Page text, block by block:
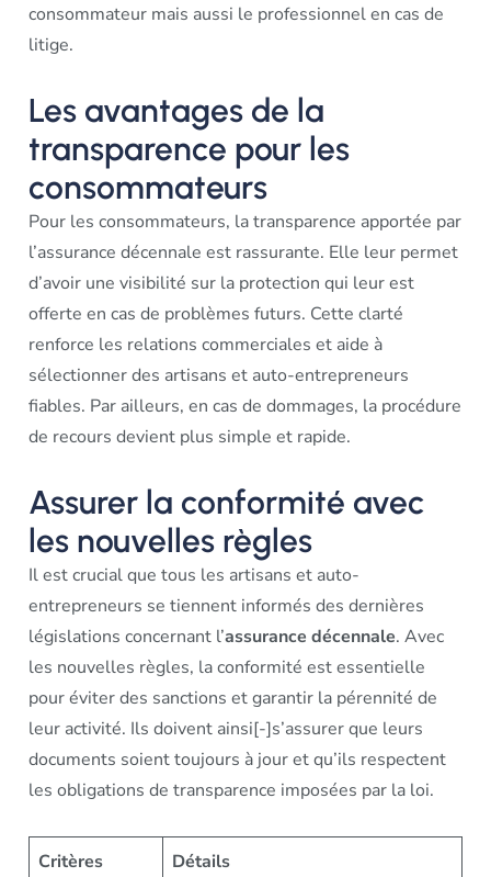
consommateur mais aussi le professionnel en cas de
litige.
Les avantages de la
transparence pour les
consommateurs
Pour les consommateurs, la transparence apportée par
l’assurance décennale est rassurante. Elle leur permet
d’avoir une visibilité sur la protection qui leur est
offerte en cas de problèmes futurs. Cette clarté
renforce les relations commerciales et aide à
sélectionner des artisans et auto-entrepreneurs
fiables. Par ailleurs, en cas de dommages, la procédure
de recours devient plus simple et rapide.
Assurer la conformité avec
les nouvelles règles
Il est crucial que tous les artisans et auto-
entrepreneurs se tiennent informés des dernières
législations concernant l’assurance décennale. Avec
les nouvelles règles, la conformité est essentielle
pour éviter des sanctions et garantir la pérennité de
leur activité. Ils doivent ainsi[-]s’assurer que leurs
documents soient toujours à jour et qu’ils respectent
les obligations de transparence imposées par la loi.
Critères Détails